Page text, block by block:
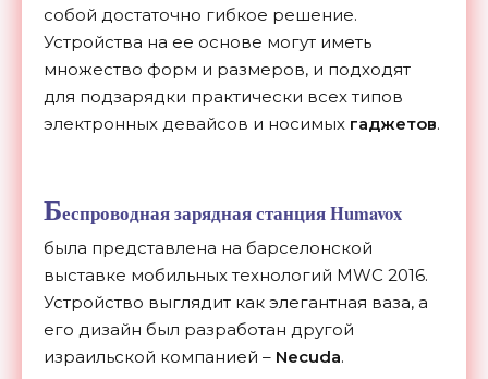
собой достаточно гибкое решение.
Устройства на ее основе могут иметь
множество форм и размеров, и подходят
для подзарядки практически всех типов
электронных девайсов и носимых гаджетов.
Беспроводная зарядная станция Humavox
была представлена на барселонской
выставке мобильных технологий MWC 2016.
Устройство выглядит как элегантная ваза, а
его дизайн был разработан другой
израильской компанией – Necuda.